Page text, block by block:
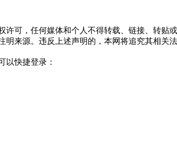
许可，任何媒体和个人不得转载、链接、转贴
明来源。违反上述声明的，本网将追究其相关法
以快捷登录：